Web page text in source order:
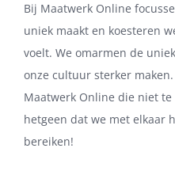
Bij Maatwerk Online
uniek maakt en koesteren
voelt. We omarmen de
onze cultuur sterker
Maatwerk Online die niet
hetgeen dat we met elkaar
bereiken!